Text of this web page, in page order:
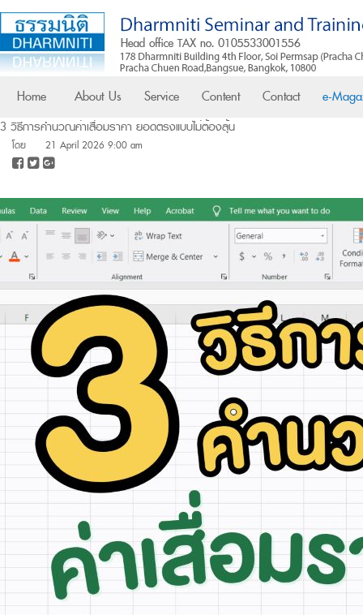
Home About Us Service Content Contact e-
3 วิธีการคำนวณค่าเสื่อมราคา ยอดตรงแบบไม่ต้องลุ้น
โดย 21 April 2026 9:00 am